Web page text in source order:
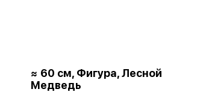
≈ 60 см, Фигура, Лесной
Медведь